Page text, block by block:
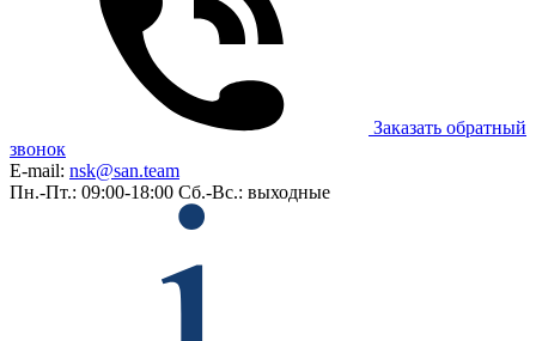
Заказать обратный
звонок
E-mail: nsk@san.team
Пн.-Пт.: 09:00-18:00 Сб.-Вс.: выходные